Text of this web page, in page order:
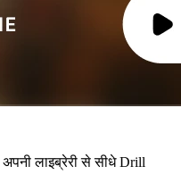
लाइब्रेरी से सीधे Drill